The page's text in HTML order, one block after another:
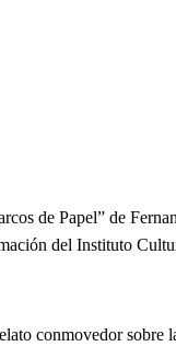
de Papel” de
del Instituto
conmovedor sobre